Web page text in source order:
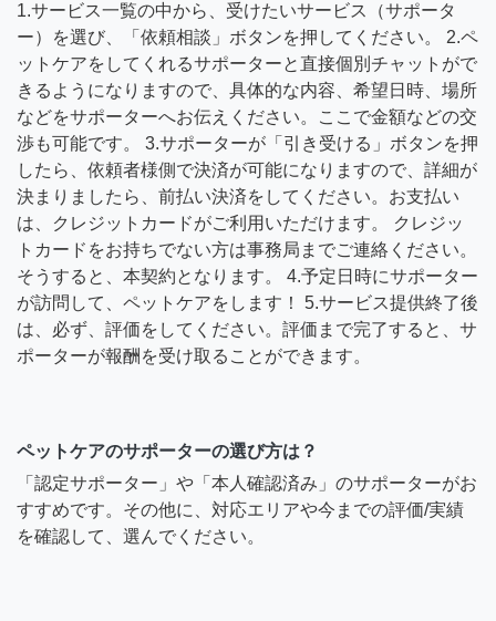
1.サービス一覧の中から、受けたいサービス（サポータ
ー）を選び、「依頼相談」ボタンを押してください。 2.ペ
ットケアをしてくれるサポーターと直接個別チャットがで
きるようになりますので、具体的な内容、希望日時、場所
などをサポーターへお伝えください。ここで金額などの交
渉も可能です。 3.サポーターが「引き受ける」ボタンを押
したら、依頼者様側で決済が可能になりますので、詳細が
決まりましたら、前払い決済をしてください。お支払い
は、クレジットカードがご利用いただけます。 クレジッ
トカードをお持ちでない方は事務局までご連絡ください。
そうすると、本契約となります。 4.予定日時にサポーター
が訪問して、ペットケアをします！ 5.サービス提供終了後
は、必ず、評価をしてください。評価まで完了すると、サ
ポーターが報酬を受け取ることができます。
ペットケアのサポーターの選び方は？
「認定サポーター」や「本人確認済み」のサポーターがお
すすめです。その他に、対応エリアや今までの評価/実績
を確認して、選んでください。